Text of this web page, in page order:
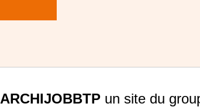
ARCHIJOBBTPun site du